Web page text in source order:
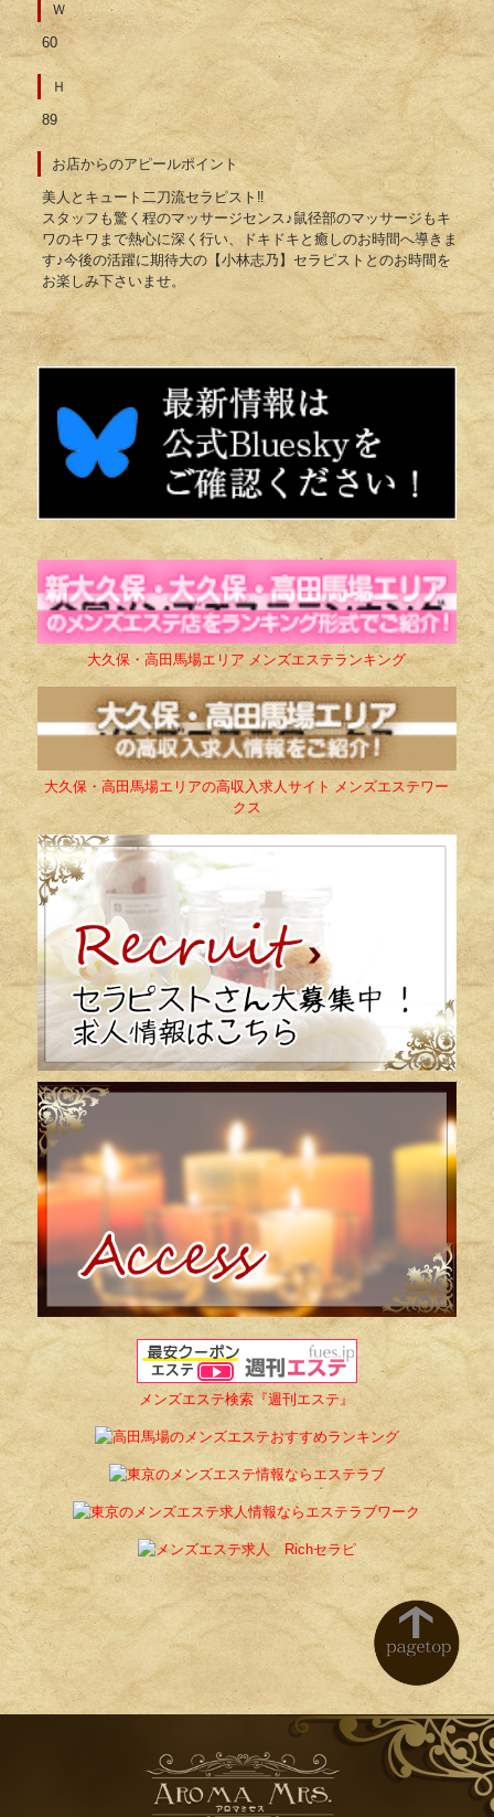
Ｗ
60
Ｈ
89
お店からのアピールポイント
美人とキュート二刀流セラピスト‼︎
スタッフも驚く程のマッサージセンス♪鼠径部のマッサージもキ
ワのキワまで熱心に深く行い、ドキドキと癒しのお時間へ導きま
す♪今後の活躍に期待大の【小林志乃】セラピストとのお時間を
お楽しみ下さいませ。
大久保・高田馬場エリア メンズエステランキング
大久保・高田馬場エリアの高収入求人サイト メンズエステワー
クス
メンズエステ検索『週刊エステ』